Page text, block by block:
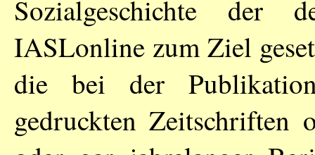
Sozialgeschichte der
IASLonline zum Ziel
die bei der
gedruckten Zeitschriften